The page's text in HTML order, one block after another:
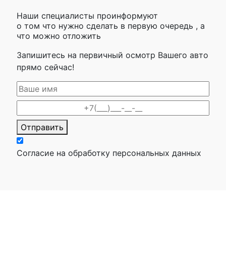
Наши специалисты проинформуют
о том что нужно сделать в первую очередь , а
что можно отложить
Запишитесь на первичный осмотр Вашего авто
прямо сейчас!
Отправить
Согласие на обработку персональных данных